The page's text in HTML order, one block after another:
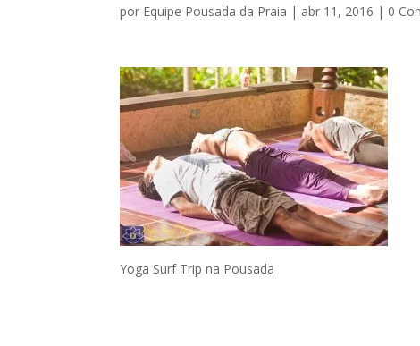
por Equipe Pousada da Praia | abr 11, 2016 | 0
Yoga Surf Trip na Pousada